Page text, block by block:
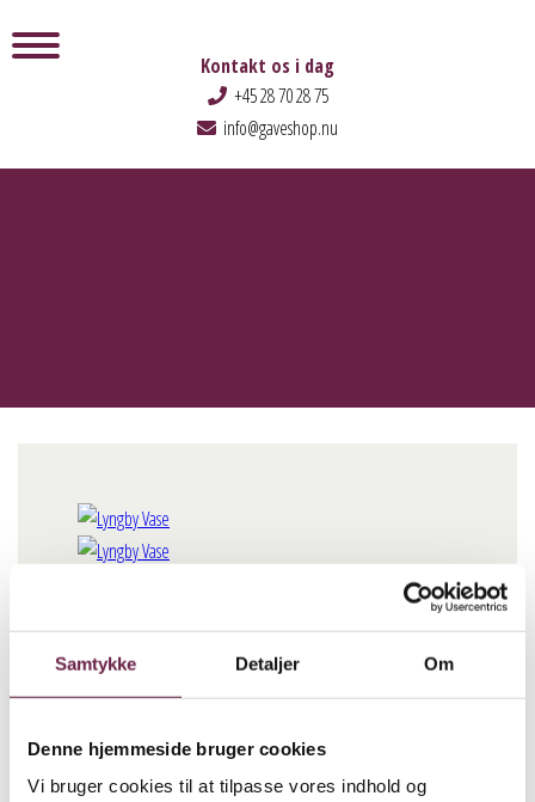
Samtykke Detaljer Om
Denne hjemmeside bruger cookies
Vi bruger cookies til at tilpasse vores indhold og
Kontakt os i dag
+45 28 70 28 75
info@gaveshop.nu
Lyngby Vase
Lyngby Vase antal BESTIL